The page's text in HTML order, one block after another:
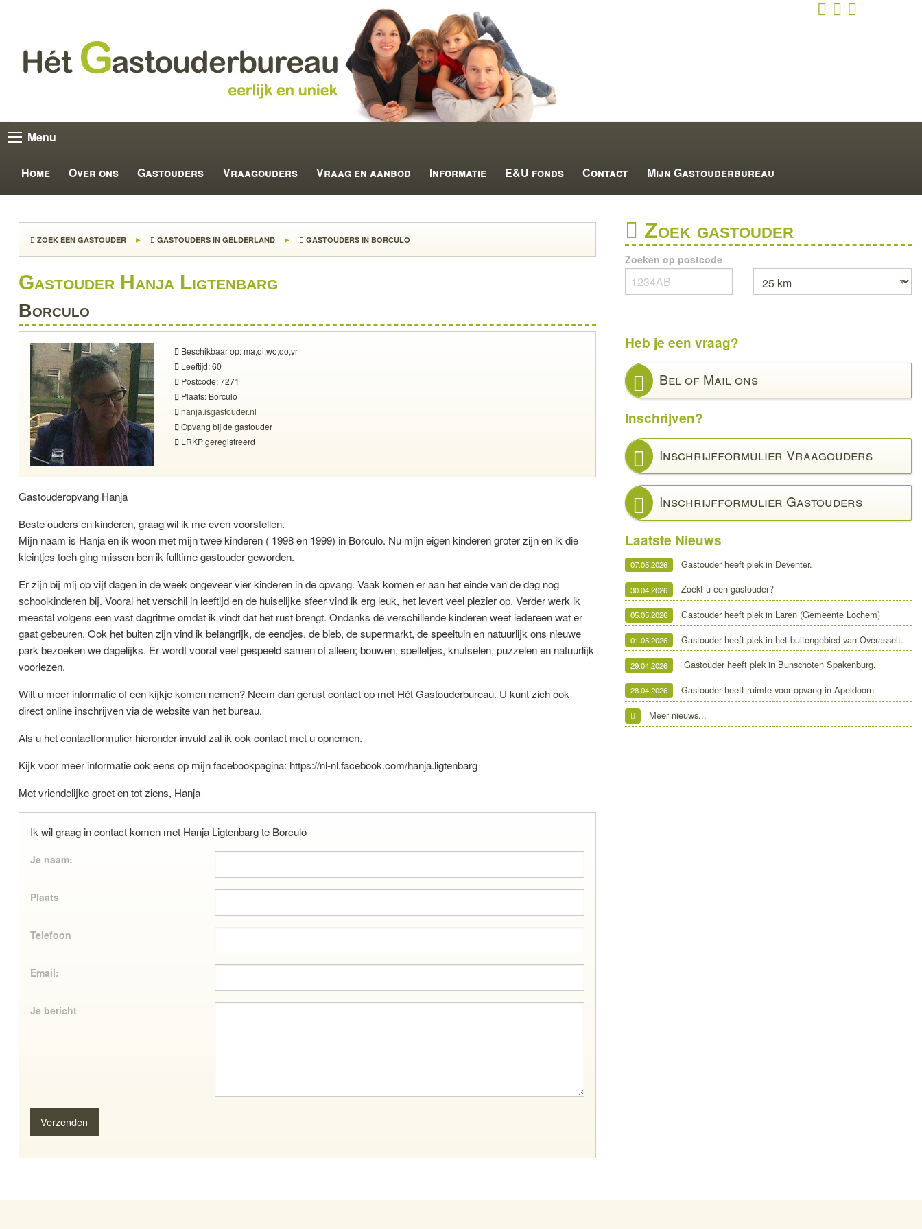
Menu
Home Over ons Gastouders Vraagouders Vraag en aanbod Informatie E&U fonds Contact Mijn Gastouderbureau
ZOEK EEN GASTOUDER GASTOUDERS IN GELDERLAND GASTOUDERS IN BORCULO
Gastouder Hanja Ligtenbarg
Borculo
Beschikbaar op: ma,di,wo,do,vr
Leeftijd: 60
Postcode: 7271
Plaats: Borculo
hanja.isgastouder.nl
Opvang bij de gastouder
LRKP geregistreerd
Gastouderopvang Hanja
Beste ouders en kinderen, graag wil ik me even voorstellen.
Mijn naam is Hanja en ik woon met mijn twee kinderen ( 1998 en 1999) in Borculo. Nu mijn eigen kinderen groter zijn en ik die
kleintjes toch ging missen ben ik fulltime gastouder geworden.
Er zijn bij mij op vijf dagen in de week ongeveer vier kinderen in de opvang. Vaak komen er aan het einde van de dag nog
schoolkinderen bij. Vooral het verschil in leeftijd en de huiselijke sfeer vind ik erg leuk, het levert veel plezier op. Verder werk ik
meestal volgens een vast dagritme omdat ik vindt dat het rust brengt. Ondanks de verschillende kinderen weet iedereen wat er
gaat gebeuren. Ook het buiten zijn vind ik belangrijk, de eendjes, de bieb, de supermarkt, de speeltuin en natuurlijk ons nieuwe
park bezoeken we dagelijks. Er wordt vooral veel gespeeld samen of alleen; bouwen, spelletjes, knutselen, puzzelen en natuurlijk
voorlezen.
Wilt u meer informatie of een kijkje komen nemen? Neem dan gerust contact op met Hét Gastouderbureau. U kunt zich ook
direct online inschrijven via de website van het bureau.
Als u het contactformulier hieronder invuld zal ik ook contact met u opnemen.
Kijk voor meer informatie ook eens op mijn facebookpagina: https://nl-nl.facebook.com/hanja.ligtenbarg
Met vriendelijke groet en tot ziens, Hanja
Ik wil graag in contact komen met Hanja Ligtenbarg te Borculo
Je naam:
Plaats
Telefoon
Email:
Je bericht
Zoek gastouder
Zoeken op postcode
Heb je een vraag?
Bel of Mail ons
Inschrijven?
Inschrijfformulier Vraagouders
Inschrijfformulier Gastouders
Laatste Nieuws
07.05.2026 Gastouder heeft plek in Deventer.
30.04.2026 Zoekt u een gastouder?
05.05.2026 Gastouder heeft plek in Laren (Gemeente Lochem)
01.05.2026 Gastouder heeft plek in het buitengebied van Overasselt.
29.04.2026 Gastouder heeft plek in Bunschoten Spakenburg.
28.04.2026
Gastouder heeft ruimte voor opvang in Apeldoorn
Meer nieuws...